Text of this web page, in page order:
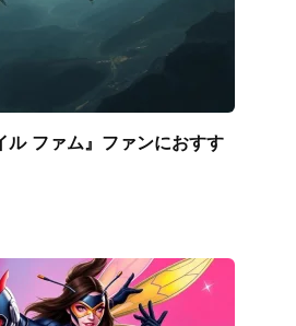
ル ファム』ファンにおすす